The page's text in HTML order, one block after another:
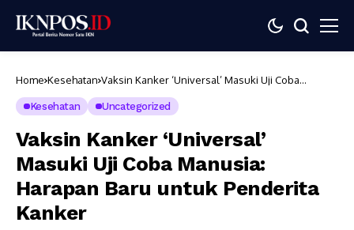
Home Kesehatan Vaksin Kanker ‘Universal’ Masuki Uji Coba
Kesehatan Uncategorized
Vaksin Kanker ‘Universal’
Masuki Uji Coba Manusia:
Harapan Baru untuk Penderita
Kanker